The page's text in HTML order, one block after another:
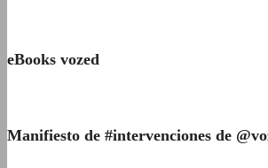
eBooks vozed
Manifiesto de #intervenciones de